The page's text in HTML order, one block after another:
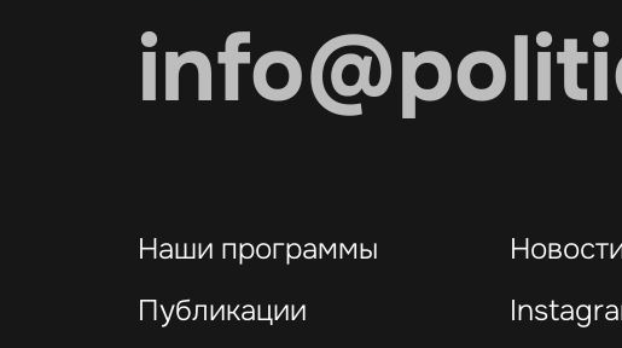
Наши программы
Публикации